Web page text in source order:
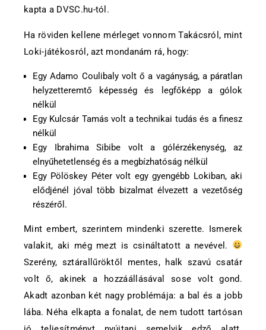
kapta a DVSC.hu-tól.
Ha röviden kellene mérleget vonnom Takácsról, mint
Loki-játékosról, azt mondanám rá, hogy:
Egy Adamo Coulibaly volt ő a vagányság, a páratlan
helyzetteremtő képesség és legfőképp a gólok
nélkül
Egy Kulcsár Tamás volt a technikai tudás és a finesz
nélkül
Egy Ibrahima Sibibe volt a gólérzékenység, az
elnyűhetetlenség és a megbízhatóság nélkül
Egy Pölöskey Péter volt egy gyengébb Lokiban, aki
elődjénél jóval több bizalmat élvezett a vezetőség
részéről.
Mint embert, szerintem mindenki szerette. Ismerek
valakit, aki még mezt is csináltatott a nevével.
Szerény, sztárallűröktől mentes, halk szavú csatár
volt ő, akinek a hozzáállásával sose volt gond.
Akadt azonban két nagy problémája: a bal és a jobb
lába. Néha elkapta a fonalat, de nem tudott tartósan